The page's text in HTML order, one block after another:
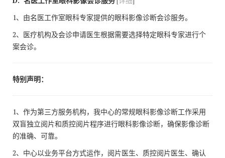
1、由名医工作室眼科专家提供的眼科影像诊断会诊服务。
2、医疗机构及会诊申请医生根据需要选择特定眼科专家进行个
案会诊。
特别声明：
1、作为第三方服务机构，我中心的常规眼科影像诊断工作采用
双盲独立阅片和质控阅片程序进行眼科影像诊断，确保影像诊断
的准确、可靠。
2、中心以业务平台方式运作，阅片医生、质控阅片医生、确认